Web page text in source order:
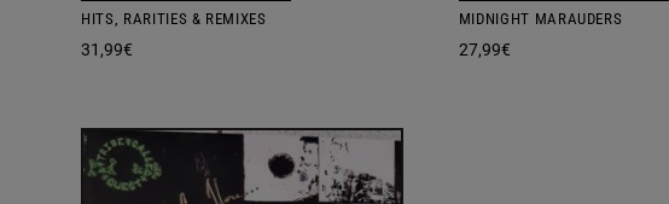
HITS, RARITIES & REMIXES
31,99€
MIDNIGHT MARAUDERS
27,99€